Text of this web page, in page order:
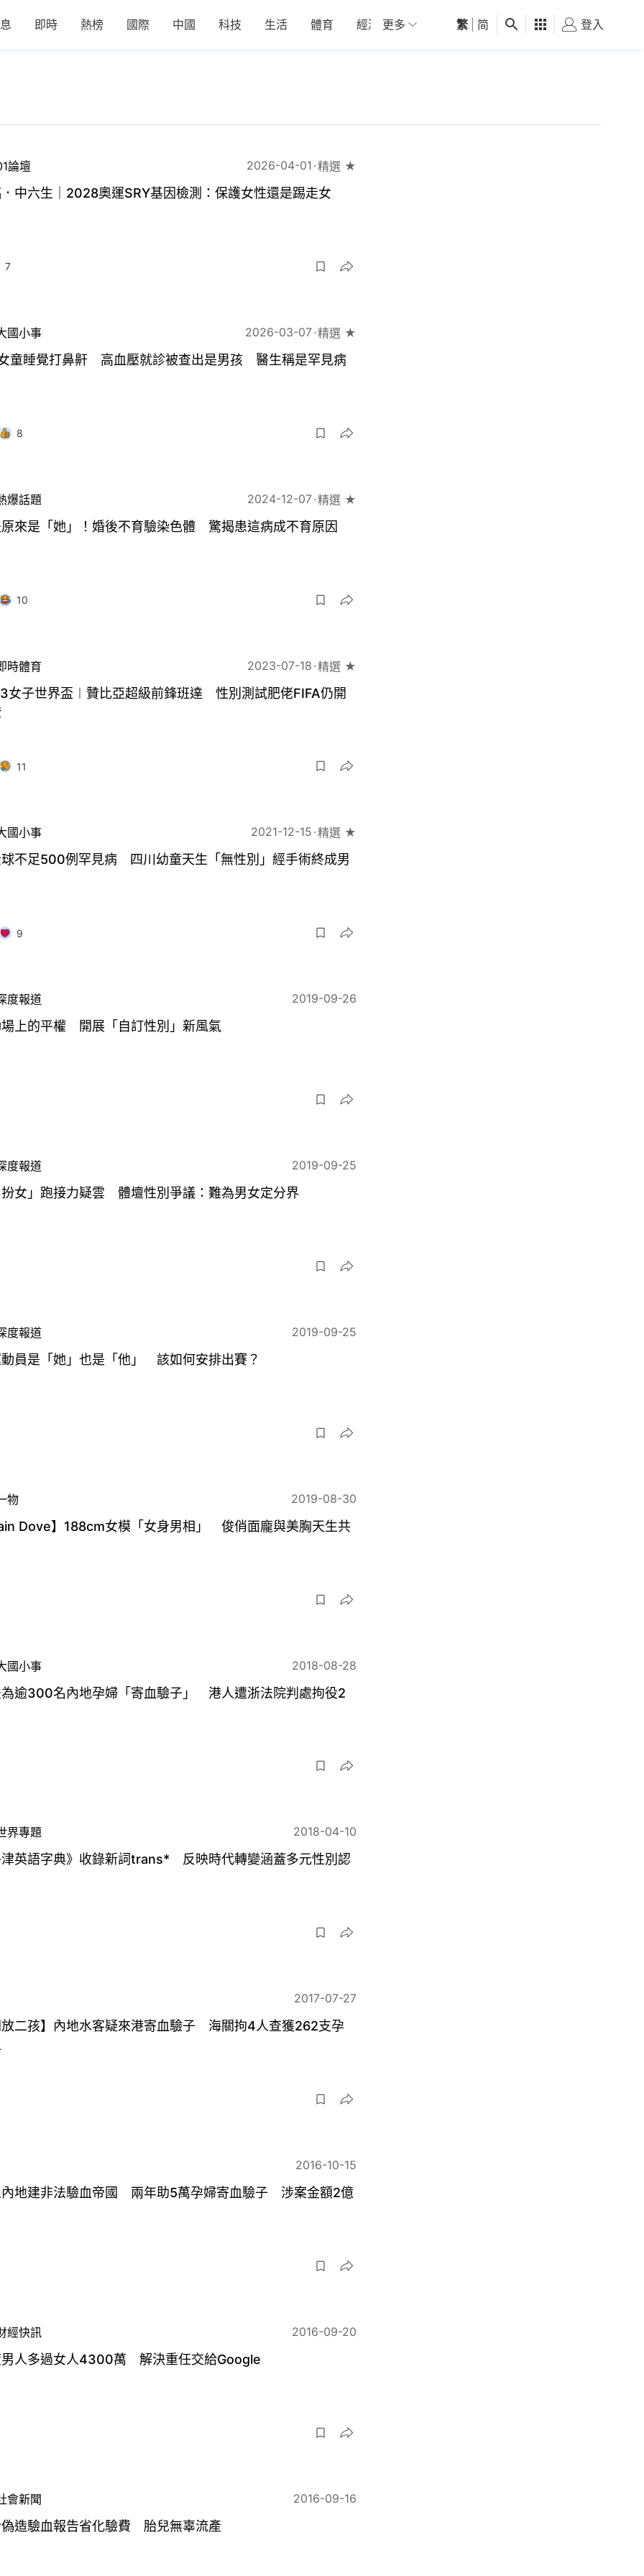
即時 熱榜 國際 中國 科技 生活 體育 經濟 01深圳 觀點 健康 好食玩飛
更多 繁 简 登入
論壇 2026-04-01 精選 ★
中六生｜2028奧運SRY基因檢測：保護女性還是踢走女
7
國小事 2026-03-07 精選 ★
童睡覺打鼻鼾 高血壓就診被查出是男孩 醫生稱是罕見病
8
爆話題 2024-12-07 精選 ★
來是「她」！婚後不育驗染色體 驚揭患這病成不育原因
10
時體育 2023-07-18 精選 ★
女子世界盃︱贊比亞超級前鋒班達 性別測試肥佬FIFA仍開
11
國小事 2021-12-15 精選 ★
不足500例罕見病 四川幼童天生「無性別」經手術終成男
9
度報道 2019-09-26
上的平權 開展「自訂性別」新風氣
度報道 2019-09-25
女」跑接力疑雲 體壇性別爭議：難為男女定分界
度報道 2019-09-25
員是「她」也是「他」 該如何安排出賽？
物 2019-08-30
Dove】188cm女模「女身男相」 俊俏面龐與美胸天生共
國小事 2018-08-28
逾300名內地孕婦「寄血驗子」 港人遭浙法院判處拘役2
界專題 2018-04-10
英語字典》收錄新詞trans* 反映時代轉變涵蓋多元性別認
2017-07-27
二孩】內地水客疑來港寄血驗子 海關拘4人查獲262支孕
2016-10-15
地建非法驗血帝國 兩年助5萬孕婦寄血驗子 涉案金額2億
經快訊 2016-09-20
人多過女人4300萬 解決重任交給Google
會新聞 2016-09-16
造驗血報告省化驗費 胎兒無辜流產